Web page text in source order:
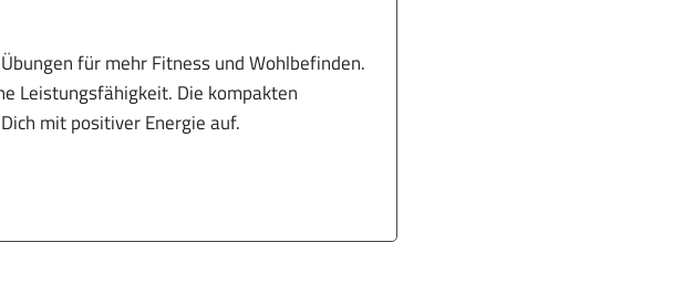
für mehr Fitness und Wohlbefinden.
Leistungsfähigkeit. Die kompakten
mit positiver Energie auf.